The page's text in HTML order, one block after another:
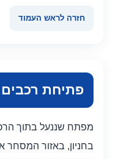
חזרה לראש העמוד
פתיחת
מפתח שננעל בתוך
בחניון, באזור המסחר